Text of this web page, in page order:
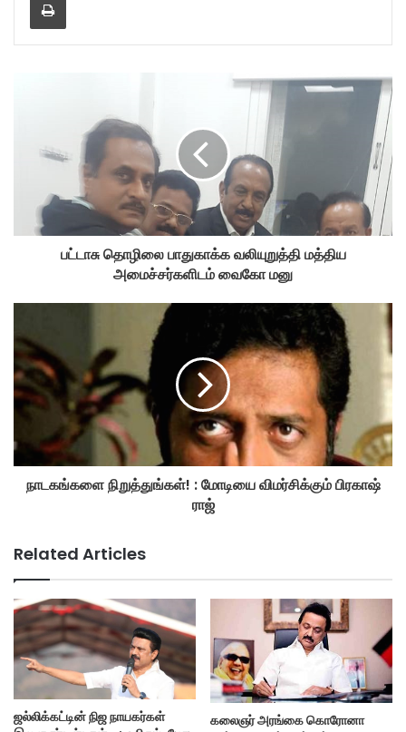
பட்டாசு தொழிலை பாதுகாக்க வலியுறுத்தி மத்திய
அமைச்சர்களிடம் வைகோ மனு
நாடகங்களை நிறுத்துங்கள்! : மோடியை விமர்சிக்கும் பிரகாஷ்
ராஜ்
Related Articles
ஜல்லிக்கட்டின் நிஜ நாயகர்கள்
கலைஞர் அரங்கை கொரோனா